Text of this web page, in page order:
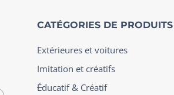
CATÉGORIES DE PRODUITS
Extérieures et voitures
Imitation et créatifs
Éducatif & Créatif